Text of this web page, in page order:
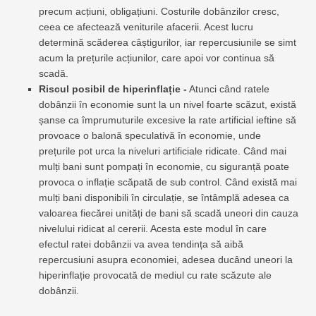
precum acțiuni, obligațiuni. Costurile dobânzilor cresc,
ceea ce afectează veniturile afacerii. Acest lucru
determină scăderea câștigurilor, iar repercusiunile se simt
acum la prețurile acțiunilor, care apoi vor continua să
scadă.
Riscul posibil de hiperinflație - Atunci când ratele
dobânzii în economie sunt la un nivel foarte scăzut, există
șanse ca împrumuturile excesive la rate artificial ieftine să
provoace o balonă speculativă în economie, unde
prețurile pot urca la niveluri artificiale ridicate. Când mai
mulți bani sunt pompați în economie, cu siguranță poate
provoca o inflație scăpată de sub control. Când există mai
mulți bani disponibili în circulație, se întâmplă adesea ca
valoarea fiecărei unități de bani să scadă uneori din cauza
nivelului ridicat al cererii. Acesta este modul în care
efectul ratei dobânzii va avea tendința să aibă
repercusiuni asupra economiei, adesea ducând uneori la
hiperinflație provocată de mediul cu rate scăzute ale
dobânzii.